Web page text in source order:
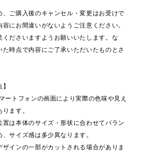
ご購入後のキャンセル・変更はお受けで
にお間違いがないようご注意ください。
ださいますようお願いいたします。な
た時点で内容にご了承いただいたものとさ
ートフォンの画面により実際の色味や見え
ます。
は本体のサイズ・形状に合わせてバラン
サイズ感は多少異なります。
インの一部がカットされる場合がありま